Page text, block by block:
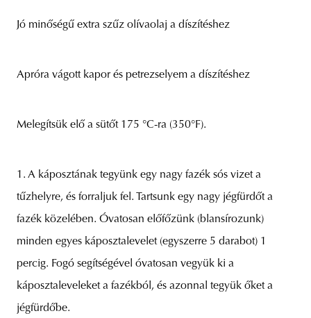
Jó minőségű extra szűz olívaolaj a díszítéshez
Apróra vágott kapor és petrezselyem a díszítéshez
Melegítsük elő a sütőt 175 °C-ra (350°F).
1. A káposztának tegyünk egy nagy fazék sós vizet a
tűzhelyre, és forraljuk fel. Tartsunk egy nagy jégfürdőt a
fazék közelében. Óvatosan előfőzünk (blansírozunk)
minden egyes káposztalevelet (egyszerre 5 darabot) 1
percig. Fogó segítségével óvatosan vegyük ki a
káposztaleveleket a fazékból, és azonnal tegyük őket a
jégfürdőbe.